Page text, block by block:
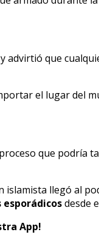
advirtió que
el lugar del
que podría
llegó al
esporádicosdesde
App!